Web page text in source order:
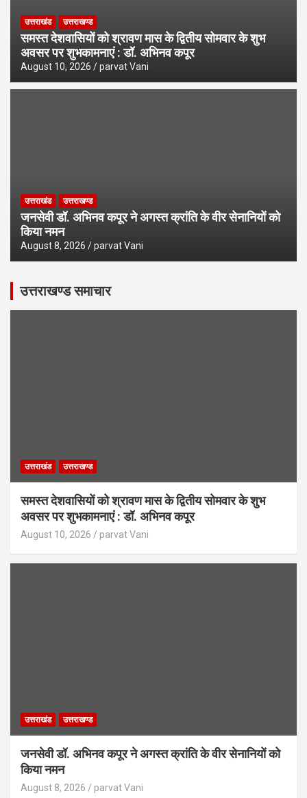
उत्तराखंड उत्तराखण्ड
समस्त देशवासियों को श्रावण मास के द्वितीय सोमवार के शुभ
अवसर पर शुभकामनाएं : डॉ. अभिनव कपूर
August 10, 2026 parvat Vani
उत्तराखंड उत्तराखण्ड
जनसेवी डॉ. अभिनव कपूर ने अगस्त क्रांति के वीर सेनानियों को
किया नमन
August 8, 2026 parvat Vani
उत्तराखण्ड समाचार
उत्तराखंड उत्तराखण्ड
समस्त देशवासियों को श्रावण मास के द्वितीय सोमवार के शुभ
अवसर पर शुभकामनाएं : डॉ. अभिनव कपूर
August 10, 2026 parvat Vani
उत्तराखंड उत्तराखण्ड
जनसेवी डॉ. अभिनव कपूर ने अगस्त क्रांति के वीर सेनानियों को
किया नमन
August 8, 2026 parvat Vani